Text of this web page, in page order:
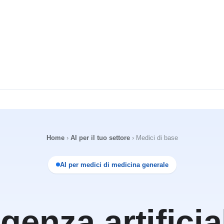
Home› AI per il tuo settore› Medici di base
AI per medici di medicina generale